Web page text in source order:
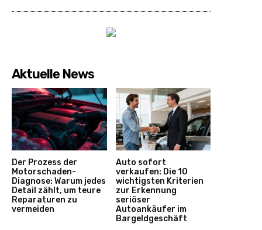
Aktuelle News
Der Prozess der
Motorschaden-
Diagnose: Warum jedes
Detail zählt, um teure
Reparaturen zu
vermeiden
Auto sofort
verkaufen: Die 10
wichtigsten Kriterien
zur Erkennung
seriöser
Autoankäufer im
Bargeldgeschäft